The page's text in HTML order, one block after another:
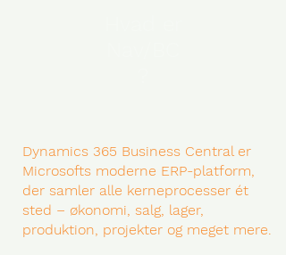
Dynamics 365 Business Central er
Microsofts moderne ERP-platform,
der samler alle kerneprocesser ét
sted – økonomi, salg, lager,
produktion, projekter og meget mere.